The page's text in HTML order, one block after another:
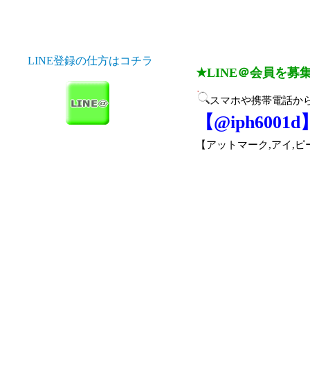
LINE登録の仕方はコチラ
★LINE＠会員を募
スマホや携帯電話か
【@iph6001d
【アットマーク,アイ,